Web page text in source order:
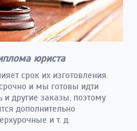
юриста
срок их изготовления.
и мы готовы идти
и другие заказы, поэтому
дополнительно
и т. д.